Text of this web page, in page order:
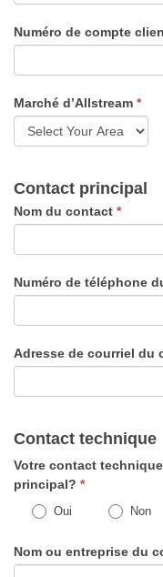
Numéro de compte
Marché d’Allstream *
Contact principal
Nom du contact *
Numéro de téléphone
Adresse de courriel du
Contact technique
Votre contact
principal? *
Oui Non
Nom ou entreprise du